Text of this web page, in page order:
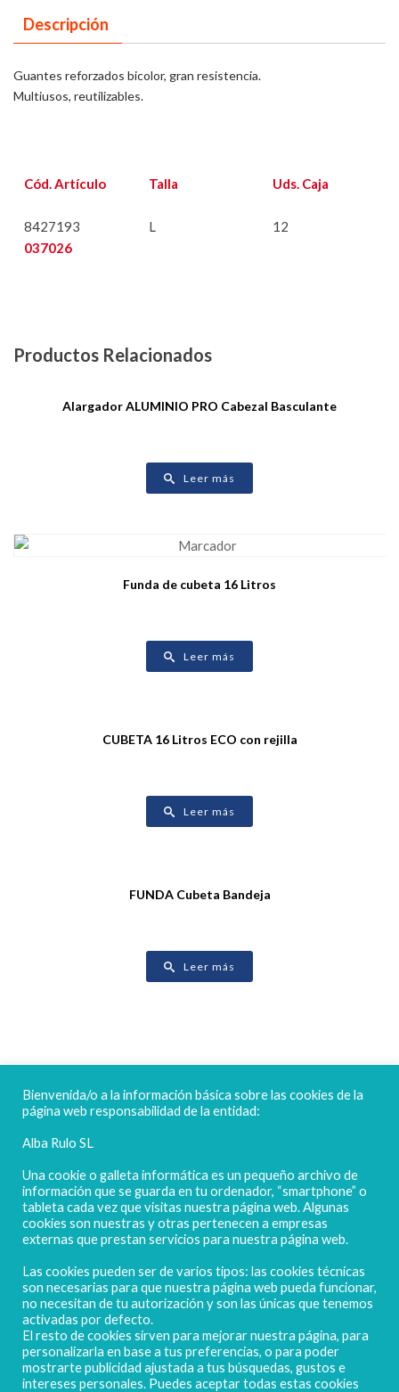
Descripción
Guantes reforzados bicolor, gran resistencia.
Multiusos, reutilizables.
Cód. Artículo Talla Uds. Caja
8427193
037026
L 12
Productos Relacionados
Alargador ALUMINIO PRO Cabezal Basculante
Leer más
Funda de cubeta 16 Litros
Leer más
CUBETA 16 Litros ECO con rejilla
Leer más
FUNDA Cubeta Bandeja
Leer más
FELICES FIESTAS
POLIGONO CAMPORROSO P-D, Nº4
02520 - CHINCHILLA DE MONTEARAGÓN
(ALBACETE) Spain
Tel. + 34 967 218 812 - info@abr.com.es
Bienvenida/o a la información básica sobre las cookies de la
página web responsabilidad de la entidad:
Alba Rulo SL
Una cookie o galleta informática es un pequeño archivo de
información que se guarda en tu ordenador, “smartphone” o
tableta cada vez que visitas nuestra página web. Algunas
cookies son nuestras y otras pertenecen a empresas
externas que prestan servicios para nuestra página web.
Las cookies pueden ser de varios tipos: las cookies técnicas
son necesarias para que nuestra página web pueda funcionar,
no necesitan de tu autorización y son las únicas que tenemos
activadas por defecto.
El resto de cookies sirven para mejorar nuestra página, para
personalizarla en base a tus preferencias, o para poder
mostrarte publicidad ajustada a tus búsquedas, gustos e
intereses personales. Puedes aceptar todas estas cookies